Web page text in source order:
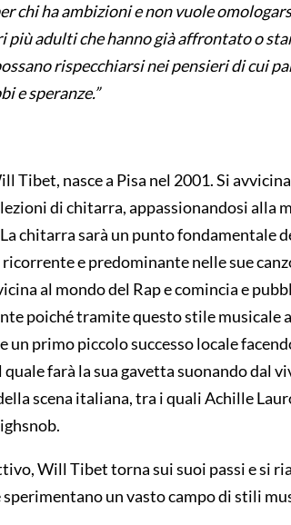
chi ha ambizioni e non vuole
più adulti che hanno già affrontato o
rispecchiarsi nei pensieri di cui
e speranze.”
Tibet, nasce a Pisa nel 2001. Si
di chitarra, appassionandosi alla
chitarra sarà un punto fondamentale
e predominante nelle sue
al mondo del Rap e comincia e
poiché tramite questo stile musicale
un primo piccolo successo locale
quale farà la sua gavetta suonando dal
scena italiana, tra i quali Achille
Will Tibet torna sui suoi passi e si
sperimentano un vasto campo di stili